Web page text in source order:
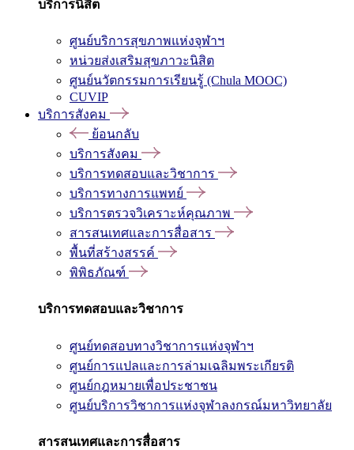
บริการนิสิต
ศูนย์บริการสุขภาพแห่งจุฬาฯ
หน่วยส่งเสริมสุขภาวะนิสิต
ศูนย์นวัตกรรมการเรียนรู้ (Chula MOOC)
CUVIP
บริการสังคม
ย้อนกลับ
บริการสังคม
บริการทดสอบและวิชาการ
บริการทางการแพทย์
บริการตรวจวิเคราะห์คุณภาพ
สารสนเทศและการสื่อสาร
พื้นที่สร้างสรรค์
พิพิธภัณฑ์
บริการทดสอบและวิชาการ
ศูนย์ทดสอบทางวิชาการแห่งจุฬาฯ
ศูนย์การแปลและการล่ามเฉลิมพระเกียรติ
ศูนย์กฎหมายเพื่อประชาชน
ศูนย์บริการวิชาการแห่งจุฬาลงกรณ์มหาวิทยาลัย
สารสนเทศและการสื่อสาร